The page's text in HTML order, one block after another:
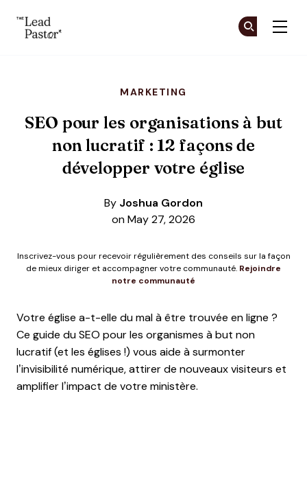
MARKETING
SEO pour les organisations à but
non lucratif : 12 façons de
développer votre église
By Joshua Gordon
on May 27, 2026
Inscrivez-vous pour recevoir régulièrement des conseils sur la façon
de mieux diriger et accompagner votre communauté. Rejoindre
notre communauté
Votre église a-t-elle du mal à être trouvée en ligne ?
Ce guide du SEO pour les organismes à but non
lucratif (et les églises !) vous aide à surmonter
l’invisibilité numérique, attirer de nouveaux visiteurs et
amplifier l’impact de votre ministère.